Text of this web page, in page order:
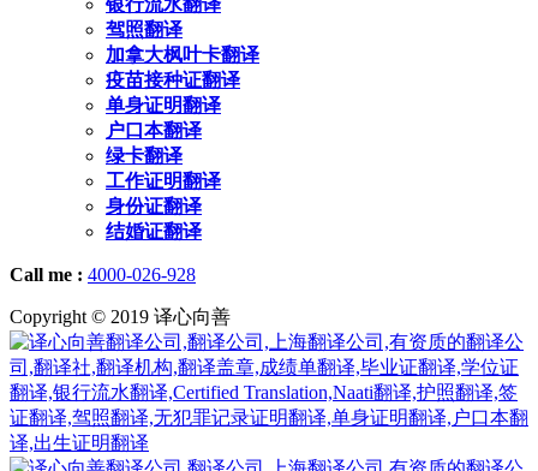
银行流水翻译
驾照翻译
加拿大枫叶卡翻译
疫苗接种证翻译
单身证明翻译
户口本翻译
绿卡翻译
工作证明翻译
身份证翻译
结婚证翻译
Call me : 4000-026-928
Copyright © 2019 译心向善